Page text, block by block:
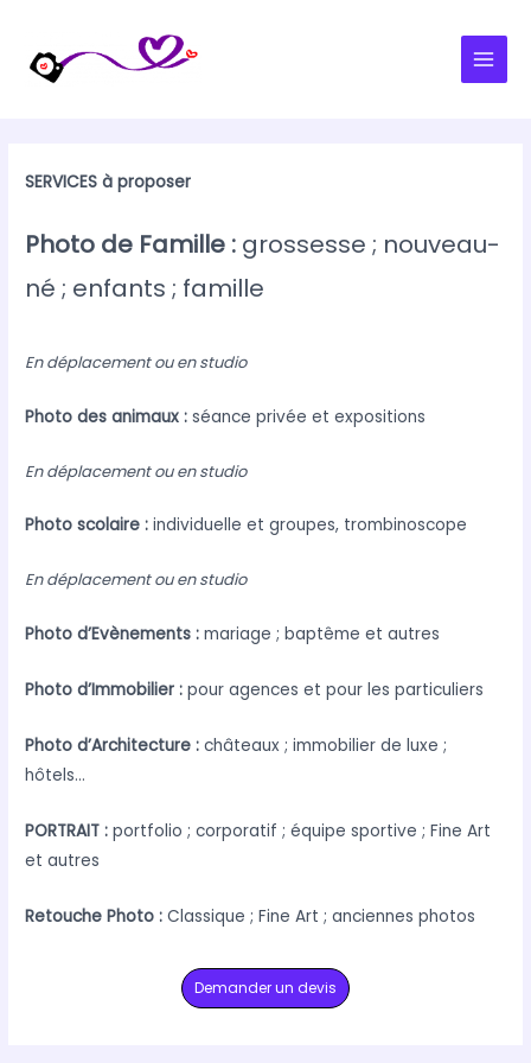
contenu
Main
SERVICES à proposer
Photo de Famille : grossesse ; nouveau-
né ; enfants ; famille
En déplacement ou en studio
Photo des animaux :séance privée et expositions
En déplacement ou en studio
Photo scolaire :individuelle et groupes, trombinoscope
En déplacement ou en studio
Photo d’Evènements :mariage ; baptême et autres
Photo d’Immobilier :pour agences et pour les particuliers
Photo d’Architecture : châteaux ; immobilier de luxe ;
hôtels…
PORTRAIT :portfolio ; corporatif ; équipe sportive ; Fine Art
et autres
Retouche Photo : Classique ; Fine Art ; anciennes photos
Demander un devis